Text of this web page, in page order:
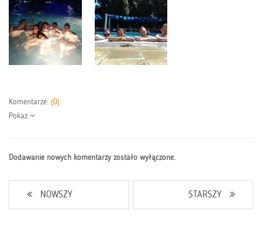
Komentarze: (0)
Pokaż
Dodawanie nowych komentarzy zostało wyłączone.
NOWSZY STARSZY